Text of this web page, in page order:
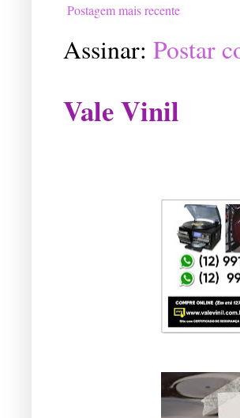
Postagem mais recente
Assinar: Postar
Vale Vinil